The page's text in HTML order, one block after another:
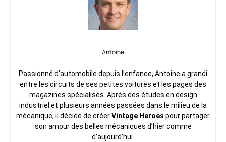
Antoine
Passionné d’automobile depuis l’enfance, Antoine a grandi
entre les circuits de ses petites voitures et les pages des
magazines spécialisés. Après des études en design
industriel et plusieurs années passées dans le milieu de la
mécanique, il décide de créerVintage Heroes pour partager
son amour des belles mécaniques d’hier comme
d’aujourd’hui.